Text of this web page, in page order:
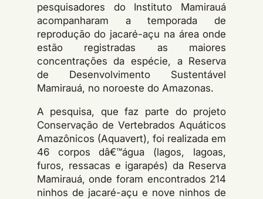
pesquisadores do Instituto Mamirauá
acompanharam a temporada de
reprodução do jacaré-açu na área onde
estão registradas as maiores
concentrações da espécie, a Reserva
de Desenvolvimento Sustentável
Mamirauá, no noroeste do Amazonas.
A pesquisa, que faz parte do projeto
Conservação de Vertebrados Aquáticos
Amazônicos (Aquavert), foi realizada em
46 corpos dâ€™água (lagos, lagoas,
furos, ressacas e igarapés) da Reserva
Mamirauá, onde foram encontrados 214
ninhos de jacaré-açu e nove ninhos de